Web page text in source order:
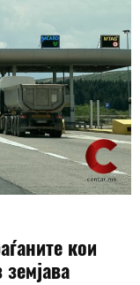
кои